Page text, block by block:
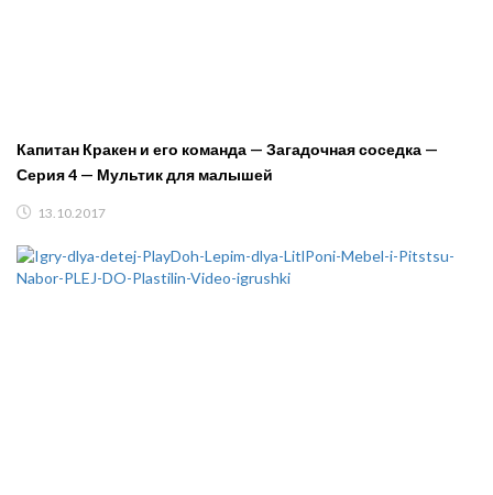
Капитан Кракен и его команда — Загадочная соседка —
Серия 4 — Мультик для малышей
13.10.2017